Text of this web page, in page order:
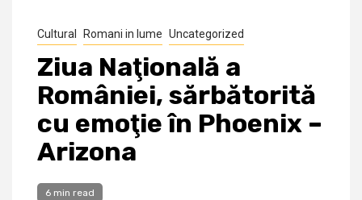
Cultural Romani in lume Uncategorized
Ziua Naţională a
României, sărbătorită
cu emoţie în Phoenix –
Arizona
6 min read